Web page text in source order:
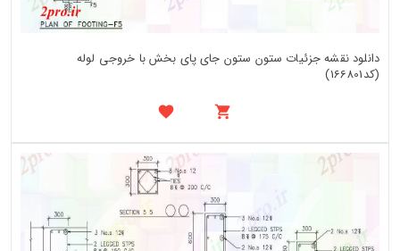
دانلود نقشه جزئیات ستون ستون جای پای بخش با خروجی لوله
(کد166801)